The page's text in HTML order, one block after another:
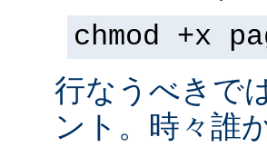
chmod +x
行なうべきで
ント。時々誰